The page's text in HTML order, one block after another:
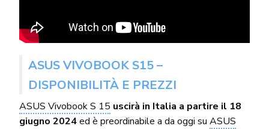
ASUS VIVOBOOK S15 –
DISPONIBILITÀ E PREZZI
ASUS Vivobook S 15 uscirà in Italia a partire il 18
giugno 2024ed è preordinabile a da oggi suASUS